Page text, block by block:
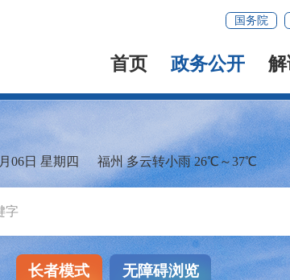
国务院
首页 政务公开
06日 星期四 福州 多云转小雨 26℃～37℃
长者模式 无障碍浏览